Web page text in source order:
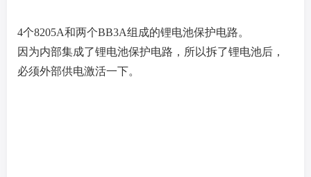
4个8205A和两个BB3A组成的锂电池保护电路。
因为内部集成了锂电池保护电路，所以拆了锂电池后，
必须外部供电激活一下。